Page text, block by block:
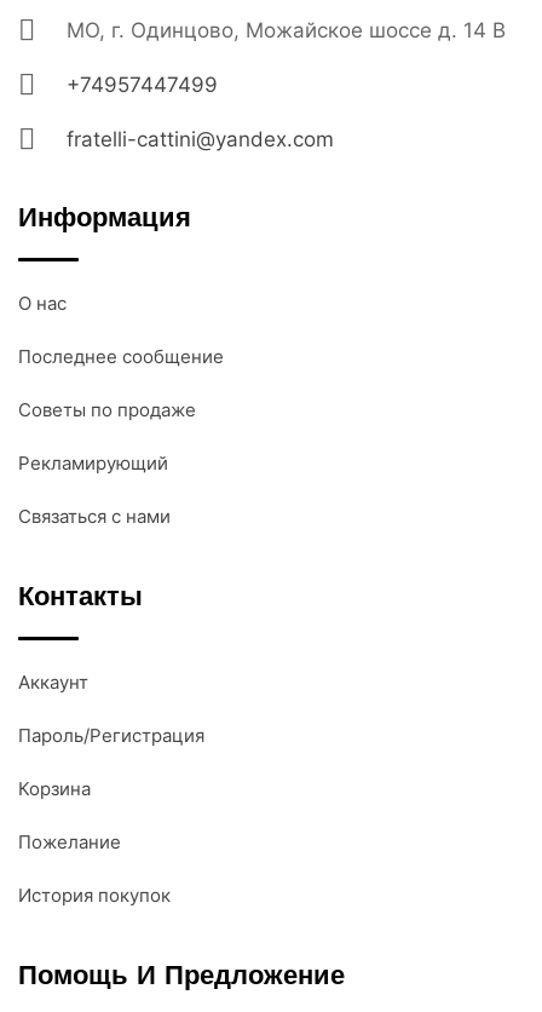
МО, г. Одинцово, Можайское шоссе д. 14 В
+74957447499
fratelli-cattini@yandex.com
Информация
О нас
Последнее сообщение
Советы по продаже
Рекламирующий
Связаться с нами
Контакты
Аккаунт
Пароль/Регистрация
Корзина
Пожелание
История покупок
Помощь И Предложение